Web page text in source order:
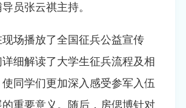
员张云祺主持。
场播放了全国征兵公益宣传
细解读了大学生征兵流程及相
同学们更加深入感受参军入伍
重要意义。随后，房偲博针对